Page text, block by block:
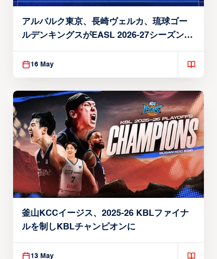
アルバルク東京、長崎ヴェルカ、琉球ゴー
ルデンキングスがEASL 2026-27シーズン出
場権を獲得
16 May
釜山KCCイージス、2025-26 KBLファイナ
ルを制しKBLチャンピオンに
13 May